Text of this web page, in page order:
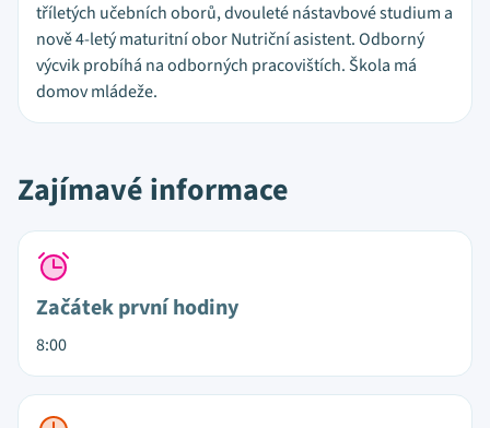
tříletých učebních oborů, dvouleté nástavbové studium a
nově 4-letý maturitní obor Nutriční asistent. Odborný
výcvik probíhá na odborných pracovištích. Škola má
domov mládeže.
Zajímavé informace
Začátek první hodiny
8:00